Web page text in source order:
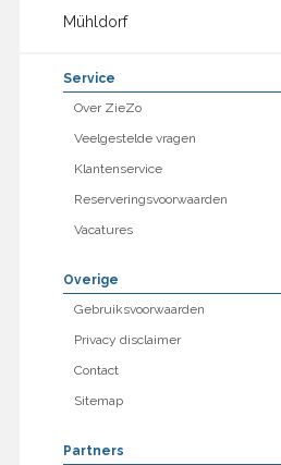
Mühldorf
Service
Over ZieZo
Veelgestelde vragen
Klantenservice
Reserveringsvoorwaarden
Vacatures
Overige
Gebruiksvoorwaarden
Privacy disclaimer
Contact
Sitemap
Partners